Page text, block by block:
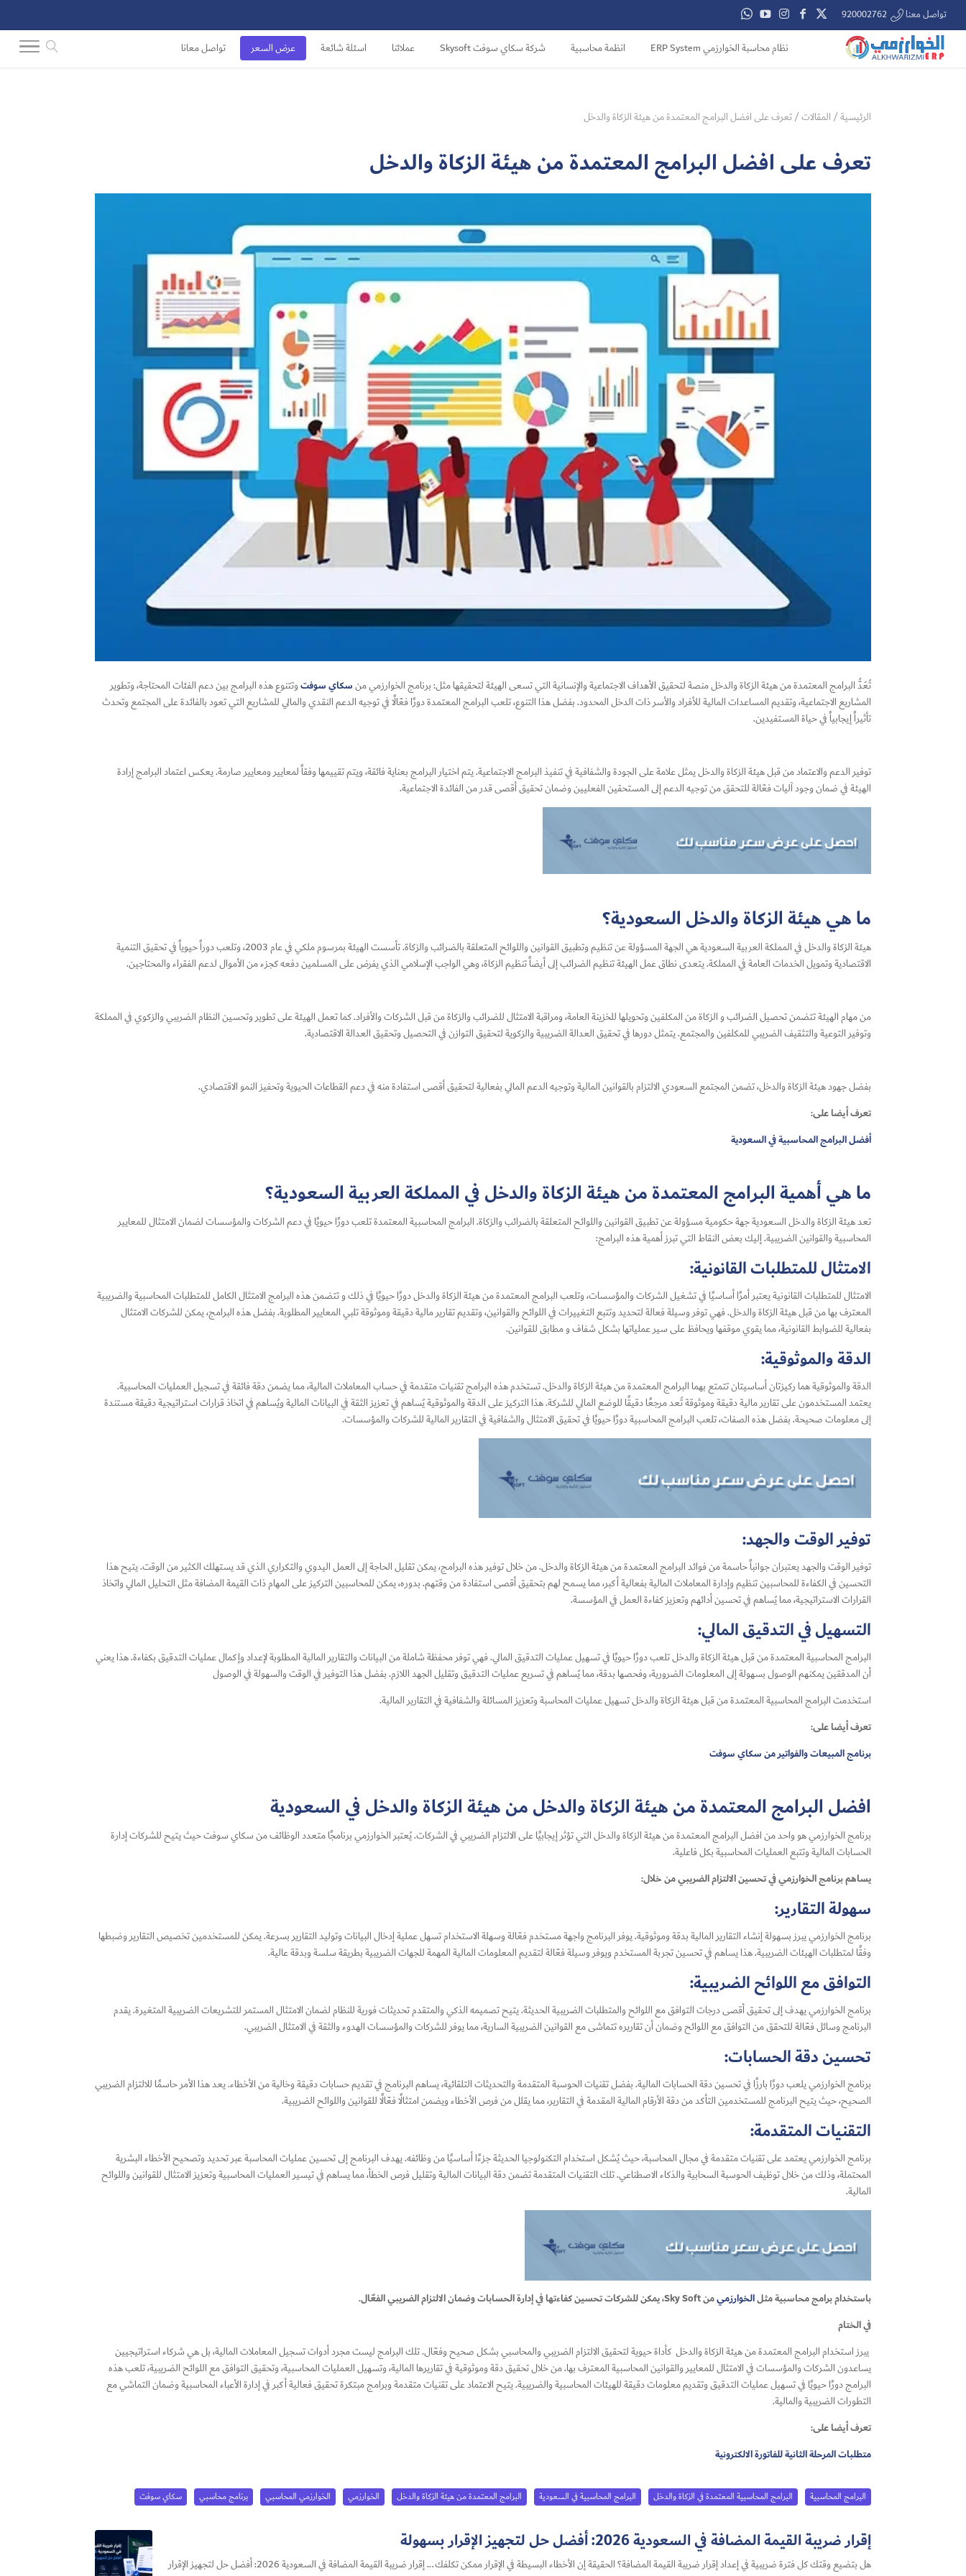
تواصل معنا 920002762
نظام محاسبة الخوارزمي ERP System انظمة محاسبية شركة سكاي سوفت Skysoft عملائنا اسئلة شائعة عرض السعر تواصل معانا
الرئيسية/ المقالات/تعرف على افضل البرامج المعتمدة من هيئة الزكاة والدخل
تعرف على افضل البرامج المعتمدة من هيئة الزكاة والدخل
تُعَدُّ البرامج المعتمدة من هيئة الزكاة والدخل منصة لتحقيق الأهداف الاجتماعية والإنسانية التي تسعى الهيئة لتحقيقها مثل: برنامج الخوارزمي منسكاي سوفتوتتنوع هذه البرامج بين دعم الفئات المحتاجة، وتطوير
المشاريع الاجتماعية، وتقديم المساعدات المالية للأفراد والأسر ذات الدخل المحدود. بفضل هذا التنوع، تلعب البرامج المعتمدة دورًا فعّالًا في توجيه الدعم النقدي والمالي للمشاريع التي تعود بالفائدة على المجتمع وتحدث
تأثيراً إيجابياً في حياة المستفيدين.
توفير الدعم والاعتماد من قبل هيئة الزكاة والدخل يمثل علامة على الجودة والشفافية في تنفيذ البرامج الاجتماعية. يتم اختيار البرامج بعناية فائقة، ويتم تقييمها وفقاً لمعايير ومعايير صارمة. يعكس اعتماد البرامج إرادة
الهيئة في ضمان وجود آليات فعّالة للتحقق من توجيه الدعم إلى المستحقين الفعليين وضمان تحقيق أقصى قدر من الفائدة الاجتماعية.
ما هي هيئة الزكاة والدخل السعودية؟
هيئة الزكاة والدخل في المملكة العربية السعودية هي الجهة المسؤولة عن تنظيم وتطبيق القوانين واللوائح المتعلقة بالضرائب والزكاة. تأسست الهيئة بمرسوم ملكي في عام 2003، وتلعب دوراً حيوياً في تحقيق التنمية
الاقتصادية وتمويل الخدمات العامة في المملكة. يتعدى نطاق عمل الهيئة تنظيم الضرائب إلى أيضاً تنظيم الزكاة، وهي الواجب الإسلامي الذي يفرض على المسلمين دفعه كجزء من الأموال لدعم الفقراء والمحتاجين.
من مهام الهيئة تتضمن تحصيل الضرائب و الزكاة من المكلفين وتحويلها للخزينة العامة، ومراقبة الامتثال للضرائب والزكاة من قبل الشركات والأفراد. كما تعمل الهيئة على تطوير وتحسين النظام الضريبي والزكوي في المملكة
وتوفير التوعية والتثقيف الضريبي للمكلفين والمجتمع. يتمثل دورها في تحقيق العدالة الضريبية والزكوية لتحقيق التوازن في التحصيل وتحقيق العدالة الاقتصادية.
بفضل جهود هيئة الزكاة والدخل، تضمن المجتمع السعودي الالتزام بالقوانين المالية وتوجيه الدعم المالي بفعالية لتحقيق أقصى استفادة منه في دعم القطاعات الحيوية وتحفيز النمو الاقتصادي.
تعرف أيضا على:
أفضل البرامج المحاسبية في السعودية
ما هي أهمية البرامج المعتمدة من هيئة الزكاة والدخل في المملكة العربية السعودية؟
تعد هيئة الزكاة والدخل السعودية جهة حكومية مسؤولة عن تطبيق القوانين واللوائح المتعلقة بالضرائب والزكاة. البرامج المحاسبية المعتمدة تلعب دورًا حيويًا في دعم الشركات والمؤسسات لضمان الامتثال للمعايير
المحاسبية والقوانين الضريبية. إليك بعض النقاط التي تبرز أهمية هذه البرامج:
الامتثال للمتطلبات القانونية:
الامتثال للمتطلبات القانونية يعتبر أمرًا أساسيًا في تشغيل الشركات والمؤسسات، وتلعب البرامج المعتمدة من هيئة الزكاة والدخل دورًا حيويًا في ذلك و تتضمن هذه البرامج الامتثال الكامل للمتطلبات المحاسبية والضريبية
المعترف بها من قبل هيئة الزكاة والدخل. فهي توفر وسيلة فعالة لتحديد وتتبع التغييرات في اللوائح والقوانين، وتقديم تقارير مالية دقيقة وموثوقة تلبي المعايير المطلوبة. بفضل هذه البرامج، يمكن للشركات الامتثال
بفعالية للضوابط القانونية، مما يقوي موقفها ويحافظ على سير عملياتها بشكل شفاف و مطابق للقوانين.
الدقة والموثوقية:
الدقة والموثوقية هما ركيزتان أساسيتان تتمتع بهما البرامج المعتمدة من هيئة الزكاة والدخل. تستخدم هذه البرامج تقنيات متقدمة في حساب المعاملات المالية، مما يضمن دقة فائقة في تسجيل العمليات المحاسبية.
يعتمد المستخدمون على تقارير مالية دقيقة وموثوقة تُعد مرجعًا دقيقًا للوضع المالي للشركة. هذا التركيز على الدقة والموثوقية يُساهم في تعزيز الثقة في البيانات المالية ويُساهم في اتخاذ قرارات استراتيجية دقيقة مستندة
إلى معلومات صحيحة. بفضل هذه الصفات، تلعب البرامج المحاسبية دورًا حيويًا في تحقيق الامتثال والشفافية في التقارير المالية للشركات والمؤسسات.
توفير الوقت والجهد:
توفير الوقت والجهد يعتبران جوانباً حاسمة من فوائدالبرامج المعتمدة من هيئة الزكاة والدخل. من خلال توفير هذه البرامج، يمكن تقليل الحاجة إلى العمل اليدوي والتكراري الذي قد يستهلك الكثير من الوقت. يتيح هذا
التحسين في الكفاءة للمحاسبين تنظيم وإدارة المعاملات المالية بفعالية أكبر، مما يسمح لهم بتحقيق أقصى استفادة من وقتهم. بدوره، يمكن للمحاسبين التركيز على المهام ذات القيمة المضافة مثل التحليل المالي واتخاذ
القرارات الاستراتيجية، مما يُساهم في تحسين أدائهم وتعزيز كفاءة العمل في المؤسسة.
التسهيل في التدقيق المالي:
البرامج المحاسبية المعتمدة من قبل هيئة الزكاة والدخل تلعب دورًا حيويًا في تسهيل عمليات التدقيق المالي. فهي توفر محفظة شاملة من البيانات والتقارير المالية المطلوبة لإعداد وإكمال عمليات التدقيق بكفاءة. هذا يعني
أن المدققين يمكنهم الوصول بسهولة إلى المعلومات الضرورية، وفحصها بدقة، مما يُساهم في تسريع عمليات التدقيق وتقليل الجهد اللازم. بفضل هذا التوفير في الوقت والسهولة في الوصول
استخدمت البرامج المحاسبية المعتمدة من قبل هيئة الزكاة والدخل تسهيل عمليات المحاسبة وتعزيز المسائلة والشفافية في التقارير المالية.
تعرف أيضا على:
برنامج المبيعات والفواتير من سكاي سوفت
افضل البرامج المعتمدة من هيئة الزكاة والدخل من هيئة الزكاة والدخل في السعودية
برنامج الخوارزمي هو واحد من افضل البرامج المعتمدة من هيئة الزكاة والدخل التي تؤثر إيجابيًا على الالتزام الضريبي في الشركات. يُعتبر الخوارزمي برنامجًا متعدد الوظائف من سكاي سوفت حيث يتيح للشركات إدارة
الحسابات المالية وتتبع العمليات المحاسبية بكل فاعلية.
يساهم برنامج الخوارزمي في تحسين الالتزام الضريبي من خلال:
سهولة التقارير:
برنامج الخوارزمي يبرز بسهولة إنشاء التقارير المالية بدقة وموثوقية. يوفر البرنامج واجهة مستخدم فعّالة وسهلة الاستخدام تسهل عملية إدخال البيانات وتوليد التقارير بسرعة. يمكن للمستخدمين تخصيص التقارير وضبطها
وفقًا لمتطلبات الهيئات الضريبية. هذا يساهم في تحسين تجربة المستخدم ويوفر وسيلة فعّالة لتقديم المعلومات المالية المهمة للجهات الضريبية بطريقة سلسة وبدقة عالية.
التوافق مع اللوائح الضريبية:
برنامج الخوارزمي يهدف إلى تحقيق أقصى درجات التوافق مع اللوائح والمتطلبات الضريبية الحديثة. يتيح تصميمه الذكي والمتقدم تحديثات فورية للنظام لضمان الامتثال المستمر للتشريعات الضريبية المتغيرة. يقدم
البرنامج وسائل فعّالة للتحقق من التوافق مع اللوائح وضمان أن تقاريره تتماشى مع القوانين الضريبية السارية، مما يوفر للشركات والمؤسسات الهدوء والثقة في الامتثال الضريبي.
تحسين دقة الحسابات:
برنامج الخوارزمي يلعب دورًا بارزًا في تحسين دقة الحسابات المالية. بفضل تقنيات الحوسبة المتقدمة والتحديثات التلقائية، يساهم البرنامج في تقديم حسابات دقيقة وخالية من الأخطاء. يعد هذا الأمر حاسمًا للالتزام الضريبي
الصحيح، حيث يتيح البرنامج للمستخدمين التأكد من دقة الأرقام المالية المقدمة في التقارير، مما يقلل من فرص الأخطاء ويضمن امتثالًا فعّالًا للقوانين واللوائح الضريبية.
التقنيات المتقدمة:
برنامج الخوارزمي يعتمد على تقنيات متقدمة في مجال المحاسبة، حيث يُشكل استخدام التكنولوجيا الحديثة جزءًا أساسيًا من وظائفه. يهدف البرنامج إلى تحسين عمليات المحاسبة عبر تحديد وتصحيح الأخطاء البشرية
المحتملة، وذلك من خلال توظيف الحوسبة السحابية والذكاء الاصطناعي. تلك التقنيات المتقدمة تضمن دقة البيانات المالية وتقليل فرص الخطأ، مما يساهم في تيسير العمليات المحاسبية وتعزيز الامتثال للقوانين واللوائح
المالية.
باستخدام برامج محاسبية مثلالخوارزميمن Sky Soft، يمكن للشركات تحسين كفاءتها في إدارة الحسابات وضمان الالتزام الضريبي الفعّال.
في الختام
يبرز استخدام البرامج المعتمدة من هيئة الزكاة والدخل كأداة حيوية لتحقيق الالتزام الضريبي والمحاسبي بشكل صحيح وفعّال. تلك البرامج ليست مجرد أدوات تسجيل المعاملات المالية، بل هي شركاء استراتيجيين
يساعدون الشركات والمؤسسات في الامتثال للمعايير والقوانين المحاسبية المعترف بها. من خلال تحقيق دقة وموثوقية في تقاريرها المالية، وتسهيل العمليات المحاسبية، وتحقيق التوافق مع اللوائح الضريبية، تلعب هذه
البرامج دورًا حيويًا في تسهيل عمليات التدقيق وتقديم معلومات دقيقة للهيئات المحاسبية والضريبية. يتيح الاعتماد على تقنيات متقدمة وبرامج مبتكرة تحقيق فعالية أكبر في إدارة الأعباء المحاسبية وضمان التماشي مع
التطورات الضريبية والمالية.
تعرف أيضا على:
متطلبات المرحلة الثانية للفاتورة الالكترونية
البرامج المحاسبية البرامج المحاسبية المعتمدة في الزكاة والدخل البرامج المحاسبية في السعودية البرامج المعتمدة من هيئة الزكاة والدخل الخوارزمي الخوارزمي المحاسبي برنامج محاسبي سكاي سوفت
إقرار ضريبة القيمة المضافة في السعودية 2026: أفضل حل لتجهيز الإقرار بسهولة
هل بتضيع وقتك كل فترة ضريبية في إعداد إقرار ضريبة القيمة المضافة؟ الحقيقة إن الأخطاء البسيطة في الإقرار ممكن تكلفك... إقرار ضريبة القيمة المضافة في السعودية 2026: أفضل حل لتجهيز الإقرار